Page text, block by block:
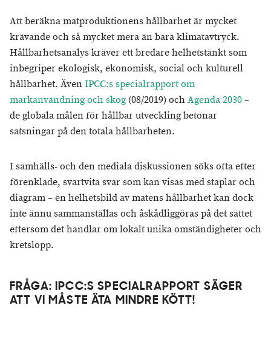
Att beräkna matproduktionens hållbarhet är mycket
krävande och så mycket mera än bara klimatavtryck.
Hållbarhetsanalys kräver ett bredare helhetstänkt som
inbegriper ekologisk, ekonomisk, social och kulturell
hållbarhet. ÄvenIPCC:s specialrapport om
markanvändning och skog (08/2019) ochAgenda 2030–
de globala målen för hållbar utveckling betonar
satsningar på den totala hållbarheten.
I samhälls- och den mediala diskussionen söks ofta efter
förenklade, svartvita svar som kan visas med staplar och
diagram – en helhetsbild av matens hållbarhet kan dock
inte ännu sammanställas och åskådliggöras på det sättet
eftersom det handlar om lokalt unika omständigheter och
kretslopp.
FRÅGA: ​IPCC:S SPECIALRAPPORT SÄGER
ATT VI MÅSTE ÄTA MINDRE KÖTT!